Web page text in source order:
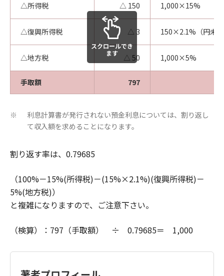
△所得税 △ 150 1,000×15%
△復興所得税 △ 3 150×2.1%（円未
△地方税 △ 50 1,000×5%
手取額 797
スクロールでき
ます
※
利息計算書が発行されない預金利息については、割り返し
て収入額を求めることになります。
割り返す率は、0.79685
（100%－15%(所得税)－(15%×2.1%)(復興所得税)－
5%(地方税)）
と複雑になりますので、ご注意下さい。
（検算）：797（手取額） ÷ 0.79685＝ 1,000